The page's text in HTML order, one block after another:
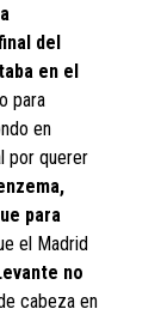
del
en el
para
en
por querer
para
el Madrid
no
cabeza en